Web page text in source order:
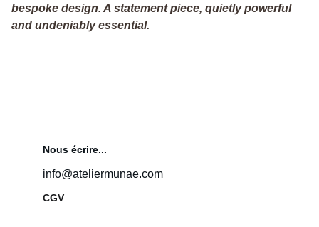
bespoke design. A statement piece, quietly powerful
and undeniably essential.
Nous écrire...
info@ateliermunae.com
CGV